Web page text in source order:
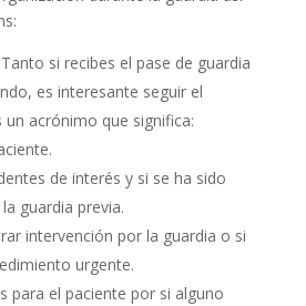
si recibes el pase de guardia
es interesante seguir el
un acrónimo que significa:
de interés y si se ha sido
guardia previa.
intervención por la guardia o si
urgente.
para el paciente por si alguno